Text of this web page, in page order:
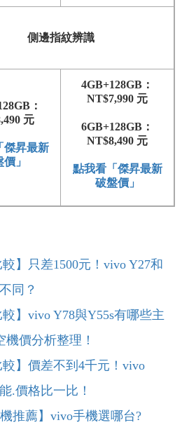
側邊指紋辨識
：
元
傑昇最新
」
4GB+128GB：
NT$7,990 元
6GB+128GB：
NT$8,490 元
點我看「傑昇最新
破盤價」
較】只差1500元！vivo Y27和
同？
較】vivo Y78與Y55s有哪些主
價分析整理！
較】價差不到4千元！vivo
.價格比一比！
機推薦】vivo手機選哪台?